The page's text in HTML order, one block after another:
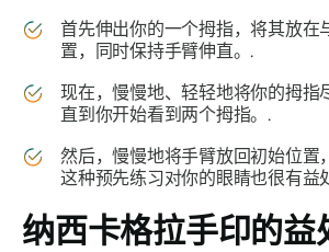
首先伸出你的一个拇指，将其放在
置，同时保持手臂伸直。.
现在，慢慢地、轻轻地将你的拇指
直到你开始看到两个拇指。.
然后，慢慢地将手臂放回初始位置
这种预先练习对你的眼睛也很有益
纳西卡格拉手印的益